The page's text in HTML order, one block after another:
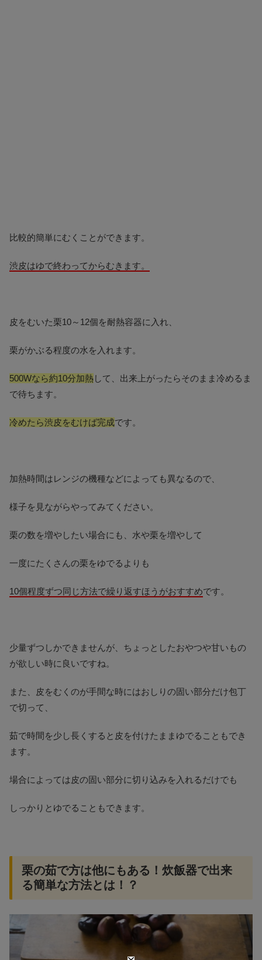
比較的簡単にむくことができます。
渋皮はゆで終わってからむきます。
皮をむいた栗10～12個を耐熱容器に入れ、
栗がかぶる程度の水を入れます。
500Wなら約10分加熱 して、出来上がったらそのまま冷めるま
で待ちます。
冷めたら渋皮をむけば完成です。
加熱時間はレンジの機種などによっても異なるので、
様子を見ながらやってみてください。
栗の数を増やしたい場合にも、水や栗を増やして
一度にたくさんの栗をゆでるよりも
10個程度ずつ同じ方法で繰り返すほうがおすすめです。
少量ずつしかできませんが、ちょっとしたおやつや甘いもの
が欲しい時に良いですね。
また、皮をむくのが手間な時にはおしりの固い部分だけ包丁
で切って、
茹で時間を少し長くすると皮を付けたままゆでることもでき
ます。
場合によっては皮の固い部分に切り込みを入れるだけでも
しっかりとゆでることもできます。
栗の茹で方は他にもある！炊飯器で出来
る簡単な方法とは！？